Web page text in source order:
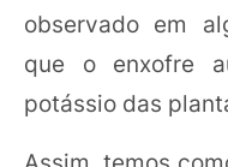
observado em
que o enxofre
potássio das